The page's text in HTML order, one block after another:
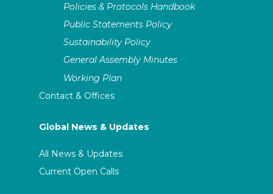
Policies & Protocols Handbook
Public Statements Policy
Sustainability Policy
General Assembly Minutes
Working Plan
Contact & Offices
Global News & Updates
All News & Updates
Current Open Calls